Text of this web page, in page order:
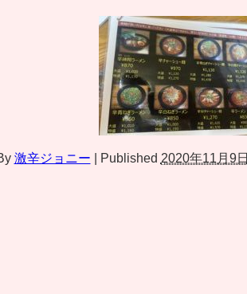
激辛ジョニー Published 2020年11月9日